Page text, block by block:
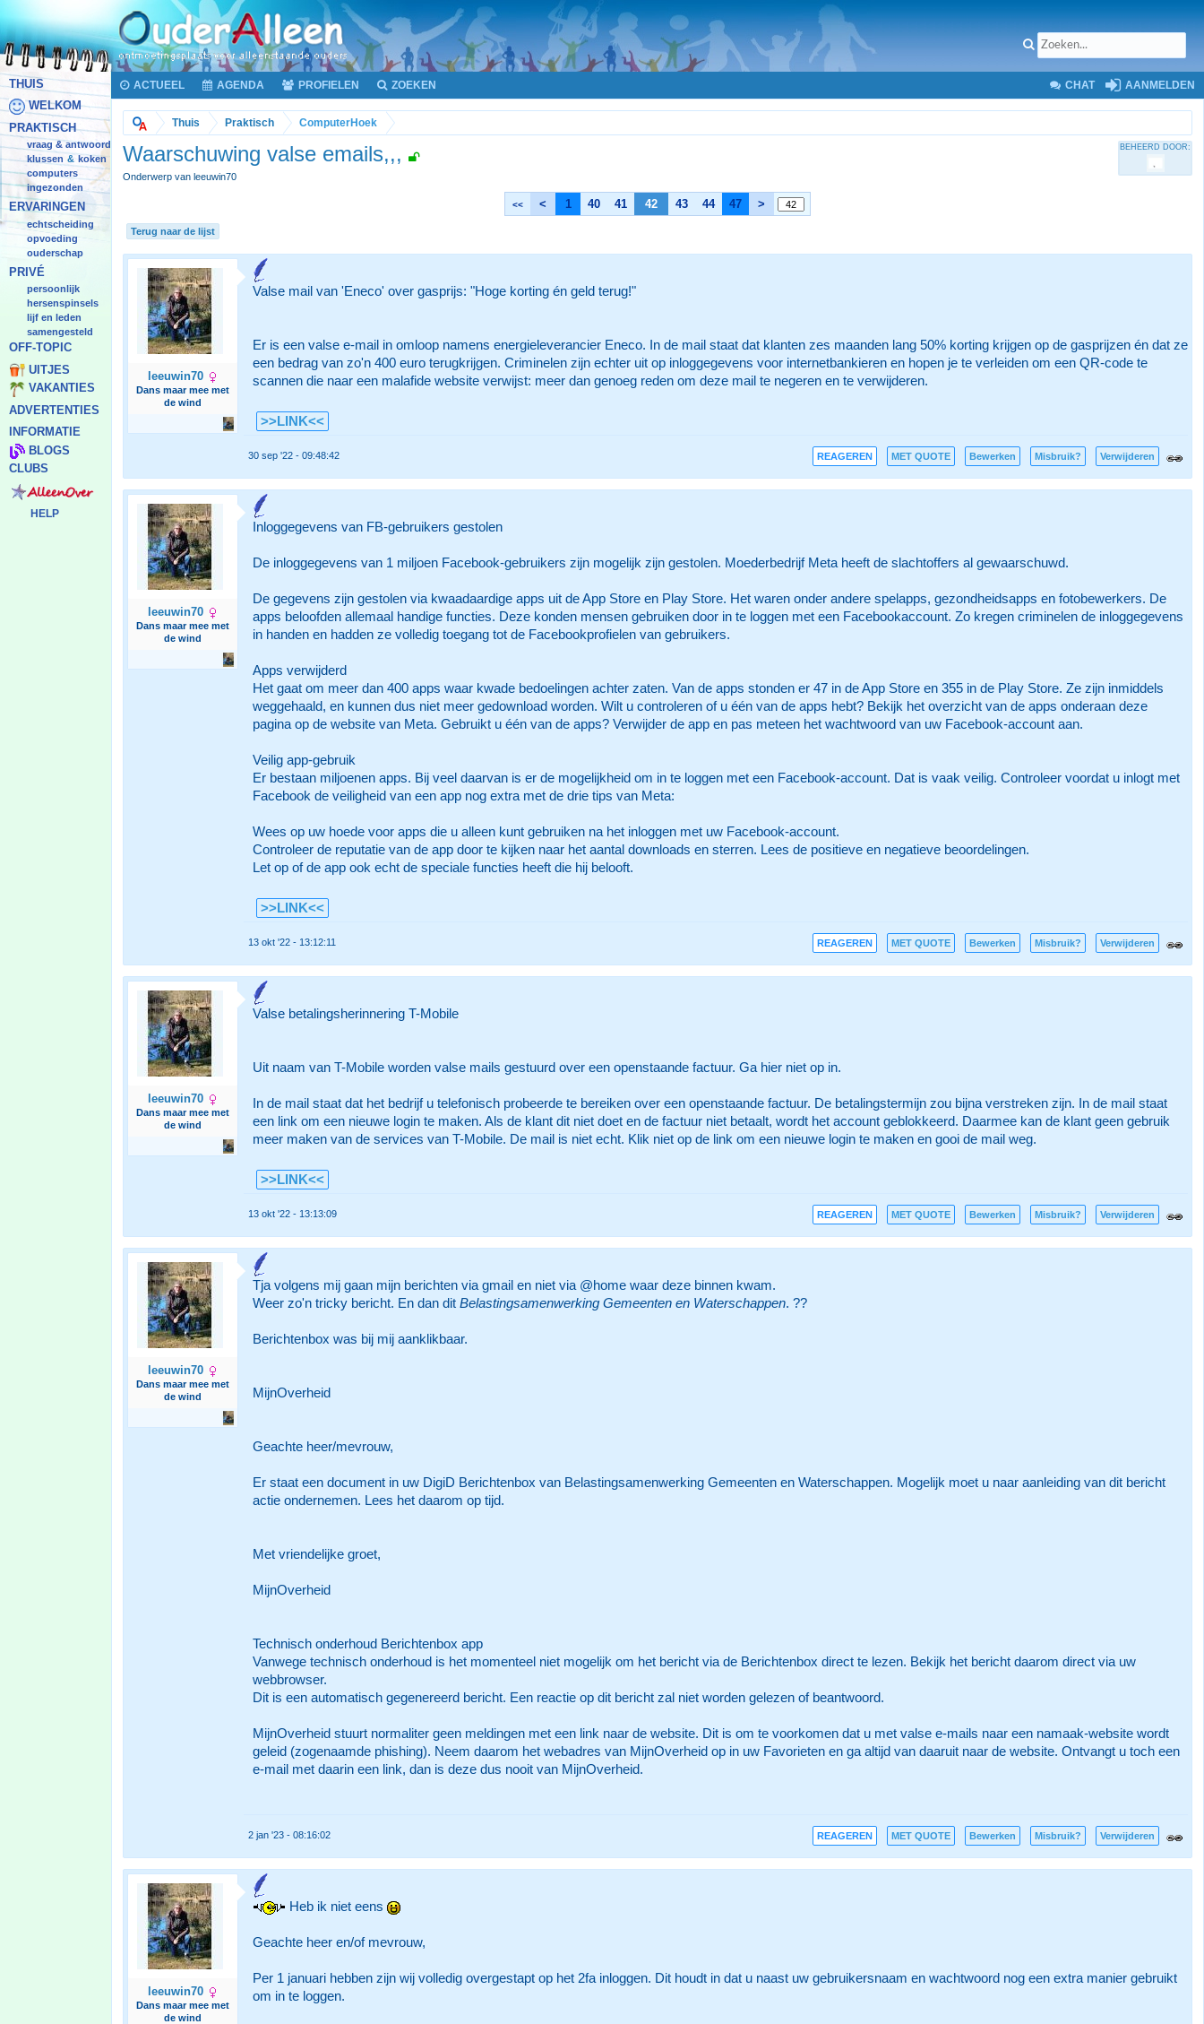
THUIS
WELKOM
PRAKTISCH
vraag & antwoord
klussen & koken
computers
ingezonden
ERVARINGEN
echtscheiding
opvoeding
ouderschap
PRIVÉ
persoonlijk
hersenspinsels
lijf en leden
samengesteld
OFF-TOPIC
UITJES
VAKANTIES
ADVERTENTIES
INFORMATIE
BLOGS
CLUBS
HELP
ACTUEEL AGENDA PROFIELEN ZOEKEN CHAT AANMELDEN
Thuis Praktisch ComputerHoek
Waarschuwing valse emails,,,
Onderwerp van leeuwin70
BEHEERD DOOR:
<< < 1 40 41 42 43 44 47 >
Terug naar de lijst
leeuwin70
Dans maar mee met
de wind
Valse mail van 'Eneco' over gasprijs: "Hoge korting én geld terug!"
Er is een valse e-mail in omloop namens energieleverancier Eneco. In de mail staat dat klanten zes maanden lang 50% korting krijgen op de gasprijzen én dat ze
een bedrag van zo'n 400 euro terugkrijgen. Criminelen zijn echter uit op inloggegevens voor internetbankieren en hopen je te verleiden om een QR-code te
scannen die naar een malafide website verwijst: meer dan genoeg reden om deze mail te negeren en te verwijderen.
>>LINK<<
30 sep '22 - 09:48:42 REAGEREN MET QUOTE Bewerken Misbruik? Verwijderen
leeuwin70
Dans maar mee met
de wind
Inloggegevens van FB-gebruikers gestolen
De inloggegevens van 1 miljoen Facebook-gebruikers zijn mogelijk zijn gestolen. Moederbedrijf Meta heeft de slachtoffers al gewaarschuwd.
De gegevens zijn gestolen via kwaadaardige apps uit de App Store en Play Store. Het waren onder andere spelapps, gezondheidsapps en fotobewerkers. De
apps beloofden allemaal handige functies. Deze konden mensen gebruiken door in te loggen met een Facebookaccount. Zo kregen criminelen de inloggegevens
in handen en hadden ze volledig toegang tot de Facebookprofielen van gebruikers.
Apps verwijderd
Het gaat om meer dan 400 apps waar kwade bedoelingen achter zaten. Van de apps stonden er 47 in de App Store en 355 in de Play Store. Ze zijn inmiddels
weggehaald, en kunnen dus niet meer gedownload worden. Wilt u controleren of u één van de apps hebt? Bekijk het overzicht van de apps onderaan deze
pagina op de website van Meta. Gebruikt u één van de apps? Verwijder de app en pas meteen het wachtwoord van uw Facebook-account aan.
Veilig app-gebruik
Er bestaan miljoenen apps. Bij veel daarvan is er de mogelijkheid om in te loggen met een Facebook-account. Dat is vaak veilig. Controleer voordat u inlogt met
Facebook de veiligheid van een app nog extra met de drie tips van Meta:
Wees op uw hoede voor apps die u alleen kunt gebruiken na het inloggen met uw Facebook-account.
Controleer de reputatie van de app door te kijken naar het aantal downloads en sterren. Lees de positieve en negatieve beoordelingen.
Let op of de app ook echt de speciale functies heeft die hij belooft.
>>LINK<<
13 okt '22 - 13:12:11 REAGEREN MET QUOTE Bewerken Misbruik? Verwijderen
leeuwin70
Dans maar mee met
de wind
Valse betalingsherinnering T-Mobile
Uit naam van T-Mobile worden valse mails gestuurd over een openstaande factuur. Ga hier niet op in.
In de mail staat dat het bedrijf u telefonisch probeerde te bereiken over een openstaande factuur. De betalingstermijn zou bijna verstreken zijn. In de mail staat
een link om een nieuwe login te maken. Als de klant dit niet doet en de factuur niet betaalt, wordt het account geblokkeerd. Daarmee kan de klant geen gebruik
meer maken van de services van T-Mobile. De mail is niet echt. Klik niet op de link om een nieuwe login te maken en gooi de mail weg.
>>LINK<<
13 okt '22 - 13:13:09 REAGEREN MET QUOTE Bewerken Misbruik? Verwijderen
leeuwin70
Dans maar mee met
de wind
Tja volgens mij gaan mijn berichten via gmail en niet via @home waar deze binnen kwam.
Weer zo'n tricky bericht. En dan dit Belastingsamenwerking Gemeenten en Waterschappen. ??
Berichtenbox was bij mij aanklikbaar.
MijnOverheid
Geachte heer/mevrouw,
Er staat een document in uw DigiD Berichtenbox van Belastingsamenwerking Gemeenten en Waterschappen. Mogelijk moet u naar aanleiding van dit bericht
actie ondernemen. Lees het daarom op tijd.
Met vriendelijke groet,
MijnOverheid
Technisch onderhoud Berichtenbox app
Vanwege technisch onderhoud is het momenteel niet mogelijk om het bericht via de Berichtenbox direct te lezen. Bekijk het bericht daarom direct via uw
webbrowser.
Dit is een automatisch gegenereerd bericht. Een reactie op dit bericht zal niet worden gelezen of beantwoord.
MijnOverheid stuurt normaliter geen meldingen met een link naar de website. Dit is om te voorkomen dat u met valse e-mails naar een namaak-website wordt
geleid (zogenaamde phishing). Neem daarom het webadres van MijnOverheid op in uw Favorieten en ga altijd van daaruit naar de website. Ontvangt u toch een
e-mail met daarin een link, dan is deze dus nooit van MijnOverheid.
2 jan '23 - 08:16:02 REAGEREN MET QUOTE Bewerken Misbruik? Verwijderen
leeuwin70
Dans maar mee met
de wind
Heb ik niet eens
Geachte heer en/of mevrouw,
Per 1 januari hebben zijn wij volledig overgestapt op het 2fa inloggen. Dit houdt in dat u naast uw gebruikersnaam en wachtwoord nog een extra manier gebruikt
om in te loggen.